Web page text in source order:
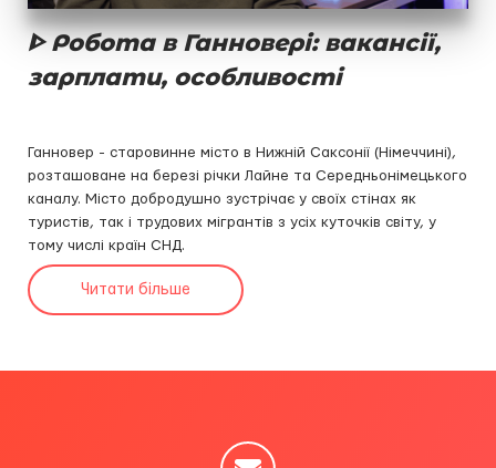
ᐈ Робота в Ганновері: вакансії,
зарплати, особливості
Ганновер - старовинне місто в Нижній Саксонії (Німеччині),
розташоване на березі річки Лайне та Середньонімецького
каналу. Місто добродушно зустрічає у своїх стінах як
туристів, так і трудових мігрантів з усіх куточків світу, у
тому числі країн СНД.
Читати більше